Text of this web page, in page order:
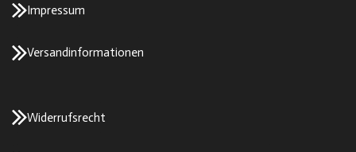
Impressum
Versandinformationen
Widerrufsrecht